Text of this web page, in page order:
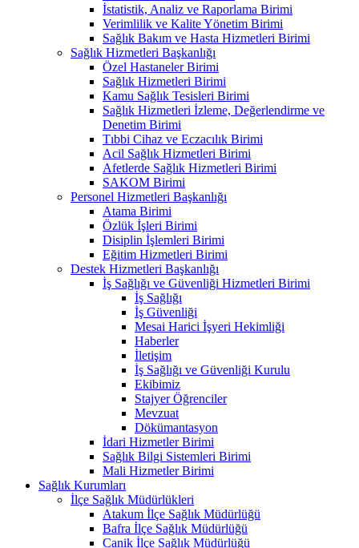
İstatistik, Analiz ve Raporlama Birimi
Verimlilik ve Kalite Yönetim Birimi
Sağlık Bakım ve Hasta Hizmetleri Birimi
Sağlık Hizmetleri Başkanlığı
Özel Hastaneler Birimi
Sağlık Hizmetleri Birimi
Kamu Sağlık Tesisleri Birimi
Sağlık Hizmetleri İzleme, Değerlendirme ve
Denetim Birimi
Tıbbi Cihaz ve Eczacılık Birimi
Acil Sağlık Hizmetleri Birimi
Afetlerde Sağlık Hizmetleri Birimi
SAKOM Birimi
Personel Hizmetleri Başkanlığı
Atama Birimi
Özlük İşleri Birimi
Disiplin İşlemleri Birimi
Eğitim Hizmetleri Birimi
Destek Hizmetleri Başkanlığı
İş Sağlığı ve Güvenliği Hizmetleri Birimi
İş Sağlığı
İş Güvenliği
Mesai Harici İşyeri Hekimliği
Haberler
İletişim
İş Sağlığı ve Güvenliği Kurulu
Ekibimiz
Stajyer Öğrenciler
Mevzuat
Dökümantasyon
İdari Hizmetler Birimi
Sağlık Bilgi Sistemleri Birimi
Mali Hizmetler Birimi
Sağlık Kurumları
İlçe Sağlık Müdürlükleri
Atakum İlçe Sağlık Müdürlüğü
Bafra İlçe Sağlık Müdürlüğü
Canik İlçe Sağlık Müdürlüğü